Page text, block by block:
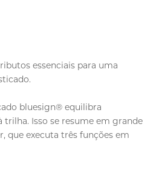
essenciais para uma
bluesign® equilibra
trilha. Isso se resume em grande
que executa três funções em